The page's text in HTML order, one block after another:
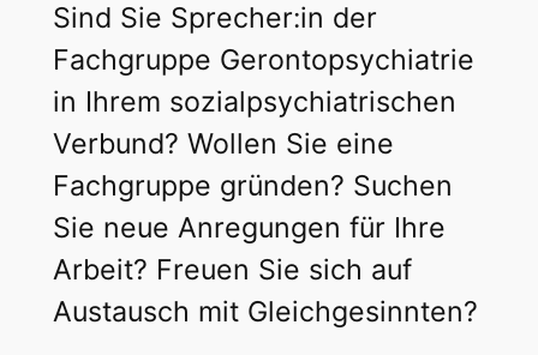
Sind Sie Sprecher:in der
Fachgruppe Gerontopsychiatrie
in Ihrem sozialpsychiatrischen
Verbund? Wollen Sie eine
Fachgruppe gründen? Suchen
Sie neue Anregungen für Ihre
Arbeit? Freuen Sie sich auf
Austausch mit Gleichgesinnten?